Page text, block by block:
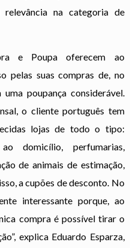
relevância na categoria de
e Poupa oferecem ao
pelas suas compras de, no
poupança considerável.
o cliente português tem
lojas de todo o tipo:
domicílio, perfumarias,
de animais de estimação,
a cupões de desconto. No
interessante porque, ao
compra é possível tirar o
explica Eduardo Esparza,